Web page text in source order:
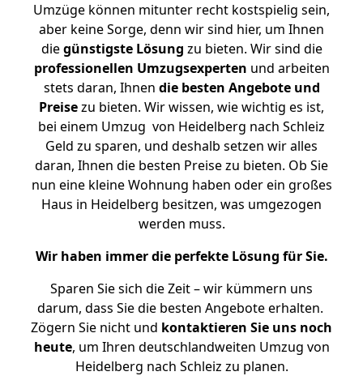
Umzüge können mitunter recht kostspielig sein,
aber keine Sorge, denn wir sind hier, um Ihnen
diegünstigste Lösung zu bieten. Wir sind die
professionellen Umzugsexperten und arbeiten
stets daran, Ihnen die besten Angebote und
Preisezu bieten. Wir wissen, wie wichtig es ist,
bei einem Umzug von Heidelberg nach Schleiz
Geld zu sparen, und deshalb setzen wir alles
daran, Ihnen die besten Preise zu bieten. Ob Sie
nun eine kleine Wohnung haben oder ein großes
Haus in Heidelberg besitzen, was umgezogen
werden muss.
Wir haben immer die perfekte Lösung für Sie.
Sparen Sie sich die Zeit – wir kümmern uns
darum, dass Sie die besten Angebote erhalten.
Zögern Sie nicht und kontaktieren Sie uns noch
heute, um Ihren deutschlandweiten Umzug von
Heidelberg nach Schleiz zu planen.